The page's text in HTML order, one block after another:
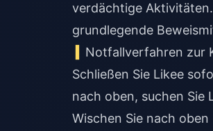
verdächtige
grundlegende
Notfallverfahren zur
Schließen Sie Likee
nach oben, suchen Sie
Wischen Sie nach